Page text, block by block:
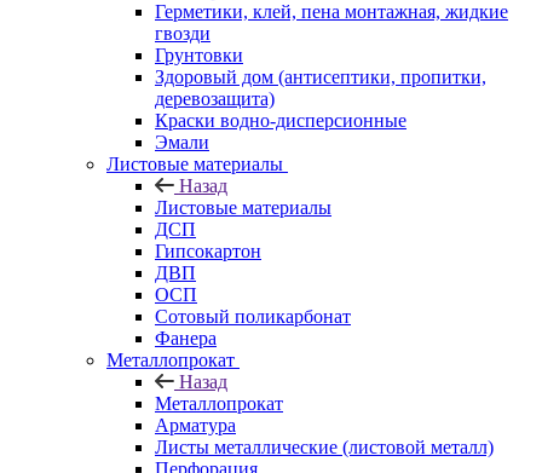
Герметики, клей, пена монтажная, жидкие
гвозди
Грунтовки
Здоровый дом (антисептики, пропитки,
деревозащита)
Краски водно-дисперсионные
Эмали
Листовые материалы
Назад
Листовые материалы
ДСП
Гипсокартон
ДВП
ОСП
Сотовый поликарбонат
Фанера
Металлопрокат
Назад
Металлопрокат
Арматура
Листы металлические (листовой металл)
Перфорация